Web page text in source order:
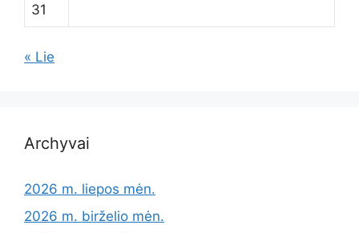
31
« Lie
Archyvai
2026 m. liepos mėn.
2026 m. birželio mėn.